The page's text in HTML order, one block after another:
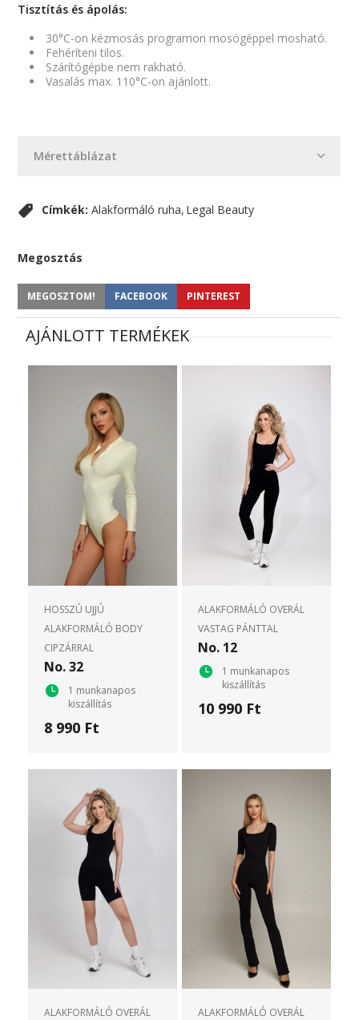
Mérettáblázat
Tisztítás és ápolás:
30°C-on kézmosás programon mosógéppel mosható.
Fehéríteni tilos.
Szárítógépbe nem rakható.
Vasalás max. 110°C-on ajánlott.
Címkék: Alakformáló ruha Legal Beauty
Megosztás
MEGOSZTOM! FACEBOOK PINTEREST
AJÁNLOTT TERMÉKEK
HOSSZÚ UJJÚ
ALAKFORMÁLÓ BODY
CIPZÁRRAL
No. 32
1 munkanapos
kiszállítás
8 990 Ft
ALAKFORMÁLÓ OVERÁL
VASTAG PÁNTTAL
No. 12
1 munkanapos
kiszállítás
10 990 Ft
ALAKFORMÁLÓ OVERÁL
ALAKFORMÁLÓ OVERÁL